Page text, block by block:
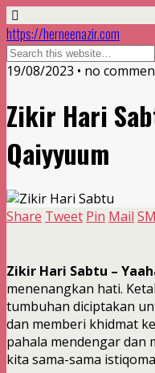
https://herneenazir.com
19/08/2023 • no
Zikir Hari
Qaiyyuum
Share Tweet Pin Mail
Zikir Hari Sabtu –
menenangkan hati.
tumbuhan diciptakan
dan memberi khidmat
pahala mendengar dan
kita sama-sama